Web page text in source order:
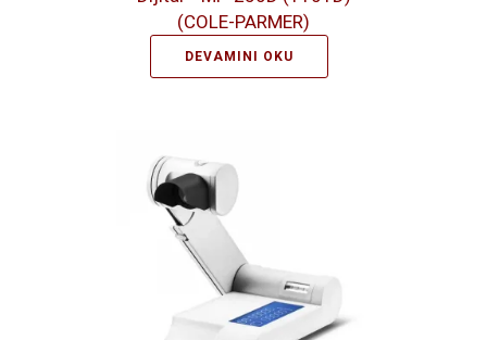
(COLE-PARMER)
DEVAMINI OKU